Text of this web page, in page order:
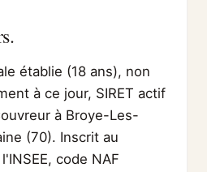
établie (18 ans), non
à ce jour, SIRET actif
à Broye-Les-
(70). Inscrit au
code NAF